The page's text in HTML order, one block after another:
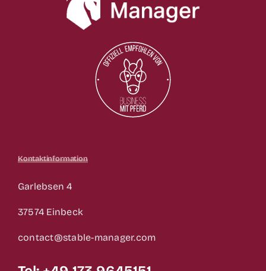
Kontaktinformation
Garlebsen 4
37574 Einbeck
contact@stable-manager.com